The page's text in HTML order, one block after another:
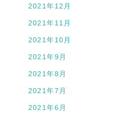
2021年12月
2021年11月
2021年10月
2021年9月
2021年8月
2021年7月
2021年6月